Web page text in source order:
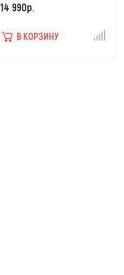
14 990р.
В КОРЗИНУ